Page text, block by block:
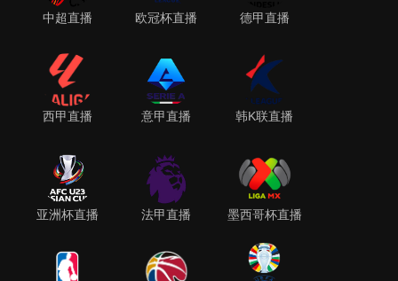
中超直播 欧冠杯直播 德甲直播
西甲直播 意甲直播 韩K联直播
亚洲杯直播 法甲直播 墨西哥杯直播